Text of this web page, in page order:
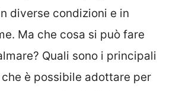
diverse condizioni e in
Ma che cosa si può fare
Quali sono i principali
è possibile adottare per